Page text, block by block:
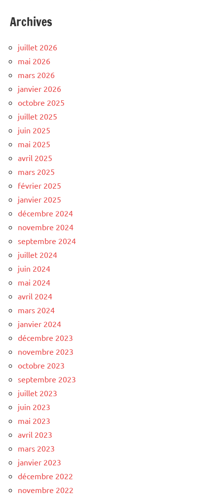
Archives
juillet 2026
mai 2026
mars 2026
janvier 2026
octobre 2025
juillet 2025
juin 2025
mai 2025
avril 2025
mars 2025
février 2025
janvier 2025
décembre 2024
novembre 2024
septembre 2024
juillet 2024
juin 2024
mai 2024
avril 2024
mars 2024
janvier 2024
décembre 2023
novembre 2023
octobre 2023
septembre 2023
juillet 2023
juin 2023
mai 2023
avril 2023
mars 2023
janvier 2023
décembre 2022
novembre 2022